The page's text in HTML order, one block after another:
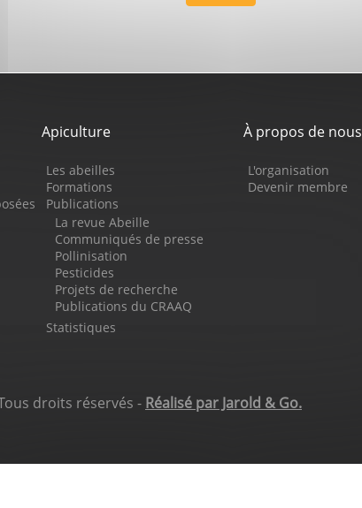
À propos de nous
L'organisation
Devenir membre
Apiculture
Les abeilles
Formations
Publications
La revue Abeille
Communiqués de presse
Pollinisation
Pesticides
Projets de recherche
Publications du CRAAQ
Statistiques
droits réservés - Réalisé par Jarold & Go.